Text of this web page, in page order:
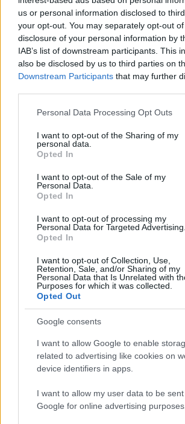
us or personal information disclosed to
your opt-out. You may separately opt-out
disclosure of your personal information by
IAB’s list of downstream participants. This
also be disclosed by us to third parties on
Downstream Participants that may further
Please note that this website/app uses one
not limited to your visit or usage behaviour.
grant or deny consent to Google and its
use your data for below specified purposes
consent section.
Personal Data Processing Opt Outs
I want to opt-out of the Sharing of my
personal data.
Opted In
I want to opt-out of the Sale of my
Personal Data.
Opted In
I want to opt-out of processing my
Personal Data for Targeted Advertising.
Opted In
I want to opt-out of Collection, Use,
Retention, Sale, and/or Sharing of my
Personal Data that Is Unrelated with
Purposes for which it was collected.
Opted Out
Google consents
I want to allow Google to enable
related to advertising like cookies on
device identifiers in apps.
I want to allow my user data to be
Google for online advertising purposes.
Continue lendo
NÃO CLASSIFICADO
Petróleo Brent cai 8.3% e arrasta
NÃO CLASSIFICADO